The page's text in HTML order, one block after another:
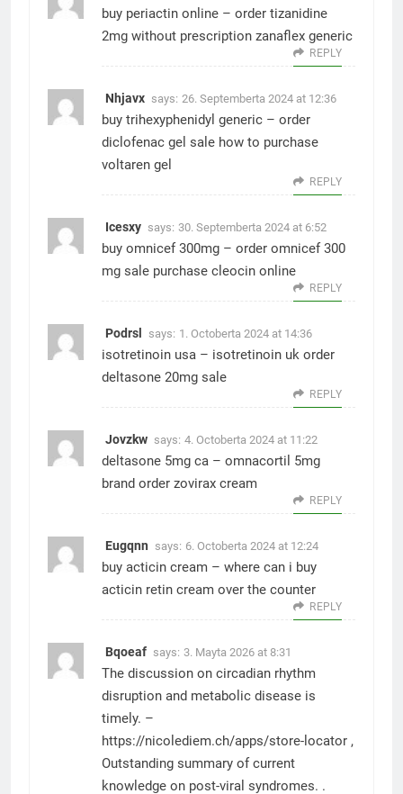
buy periactin online – order tizanidine
2mg without prescription zanaflex generic
REPLY
Nhjavx says: 26. Septemberta 2024 at 12:36
buy trihexyphenidyl generic – order
diclofenac gel sale how to purchase
voltaren gel
REPLY
Icesxy says: 30. Septemberta 2024 at 6:52
buy omnicef 300mg – order omnicef 300
mg sale purchase cleocin online
REPLY
Podrsl says: 1. Octoberta 2024 at 14:36
isotretinoin usa – isotretinoin uk order
deltasone 20mg sale
REPLY
Jovzkw says: 4. Octoberta 2024 at 11:22
deltasone 5mg ca – omnacortil 5mg
brand order zovirax cream
REPLY
Eugqnn says: 6. Octoberta 2024 at 12:24
buy acticin cream – where can i buy
acticin retin cream over the counter
REPLY
Bqoeaf says: 3. Mayta 2026 at 8:31
The discussion on circadian rhythm
disruption and metabolic disease is
timely. –
https://nicolediem.ch/apps/store-locator ,
Outstanding summary of current
knowledge on post-viral syndromes. .